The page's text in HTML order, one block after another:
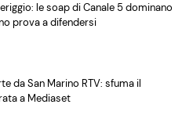
le soap di Canale 5 dominano
prova a difendersi
da San Marino RTV: sfuma il
a Mediaset